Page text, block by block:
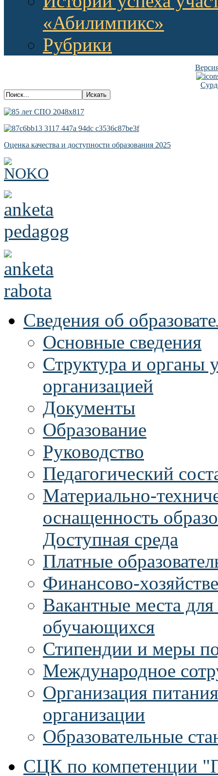
«Абилимпикс»
Рубрики
Оценка качества и доступности образования 2025
Сведения об
Основные сведения
Структура и органы
организацией
Документы
Образование
Руководство
Педагогический
Материально-
оснащенность
Доступная среда
Платные
Финансово-
Вакантные места
обучающихся
Стипендии и меры
Международное
Организация
организации
Образовательные
СЦК по компетенции